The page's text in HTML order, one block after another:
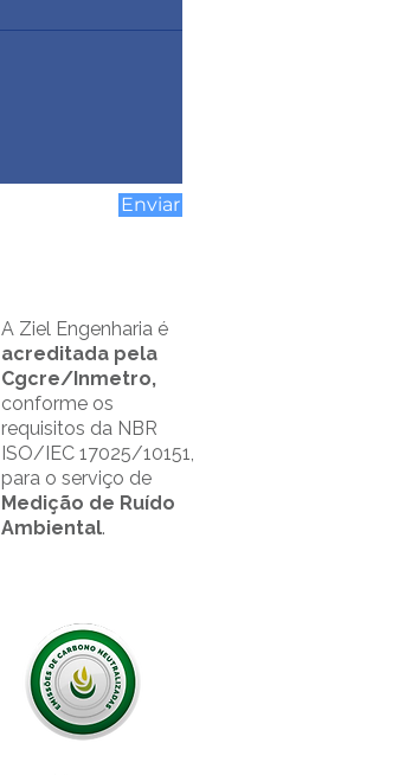
Enviar
A Ziel Engenharia é
acreditada pela
Cgcre/Inmetro,
conforme os
requisitos da NBR
ISO/IEC 17025/10151,
para o serviço de
Medição de Ruído
Ambiental.